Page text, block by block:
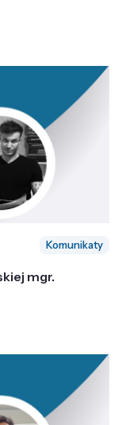
Komunikaty
mgr.